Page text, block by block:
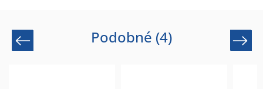
Podobné (4)
Previous Next